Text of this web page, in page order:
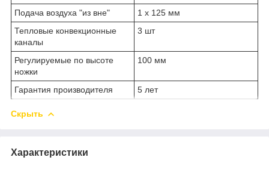
Подача воздуха "из вне"
1 х 125 мм
Тепловые конвекционные
каналы
3 шт
Регулируемые по высоте
ножки
100 мм
Гарантия производителя 5 лет
Скрыть
Характеристики